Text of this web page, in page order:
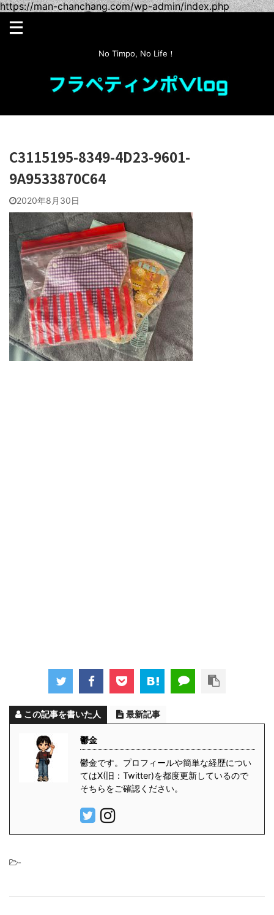
https://man-chanchang.com/wp-admin/index.php
No Timpo, No Life！
C3115195-8349-4D23-9601-
9A9533870C64
2020年8月30日
この記事を書いた人 最新記事
鬱金
鬱金です。プロフィールや簡単な経歴につい
てはX(旧：Twitter)を都度更新しているので
そちらをご確認ください。
-